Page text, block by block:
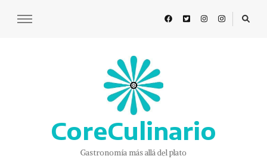
CoreCulinario
Gastronomía más allá del plato